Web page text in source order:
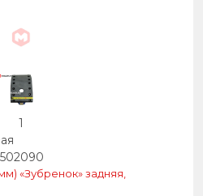
1
«Зубренок» задняя,